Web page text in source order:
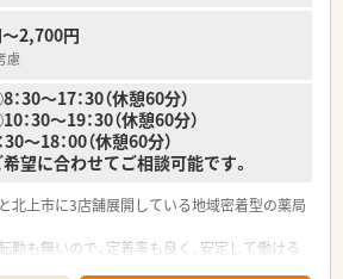
2,700円
慮
30～17：30（休憩60分）
19：30（休憩60分）
18：00（休憩60分）
望に合わせてご相談可能です。
北上市に3店舗展開している地域密着型の薬局
も無いので、定着率も良く、安定して働ける